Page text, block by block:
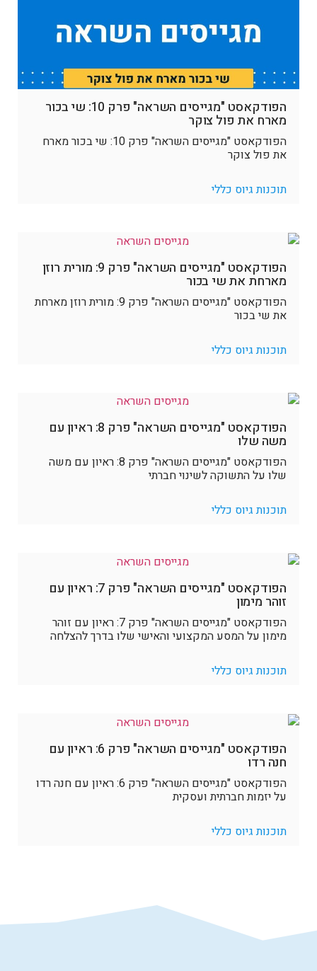
הפודקאסט "מגייסים השראה" פרק 10: שי בכור
מארח את פול צוקר
הפודקאסט "מגייסים השראה" פרק 10: שי בכור מארח
את פול צוקר
תוכנות גיוס כללי
הפודקאסט "מגייסים השראה" פרק 9: מורית רוזן
מארחת את שי בכור
הפודקאסט "מגייסים השראה" פרק 9: מורית רוזן מארחת
את שי בכור
תוכנות גיוס כללי
הפודקאסט "מגייסים השראה" פרק 8: ראיון עם
משה שלו
הפודקאסט "מגייסים השראה" פרק 8: ראיון עם משה
שלו על התשוקה לשינוי חברתי
תוכנות גיוס כללי
הפודקאסט "מגייסים השראה" פרק 7: ראיון עם
זוהר מימון
הפודקאסט "מגייסים השראה" פרק 7: ראיון עם זוהר
מימון על המסע המקצועי והאישי שלו בדרך להצלחה
תוכנות גיוס כללי
הפודקאסט "מגייסים השראה" פרק 6: ראיון עם
חנה רדו
הפודקאסט "מגייסים השראה" פרק 6: ראיון עם חנה רדו
על יזמות חברתית ועסקית
תוכנות גיוס כללי